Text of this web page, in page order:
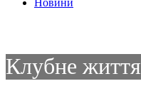
Новини
Клубне життя